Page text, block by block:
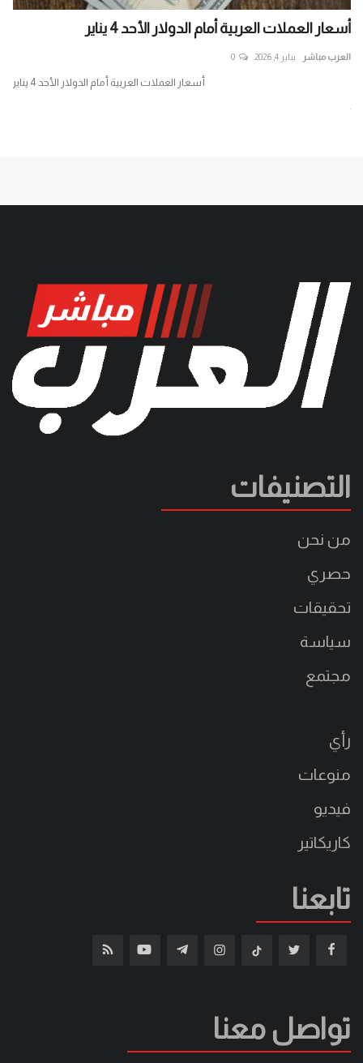
أسعار العملات العربية أمام الدولار الأحد 4 يناير
العرب مباشر يناير 4, 2026 0
أسعار العملات العربية أمام الدولار الأحد 4 يناير
التصنيفات
من نحن
حصري
تحقيقات
سياسة
مجتمع
رأي
منوعات
فيديو
كاريكاتير
تابعنا
تواصل معنا